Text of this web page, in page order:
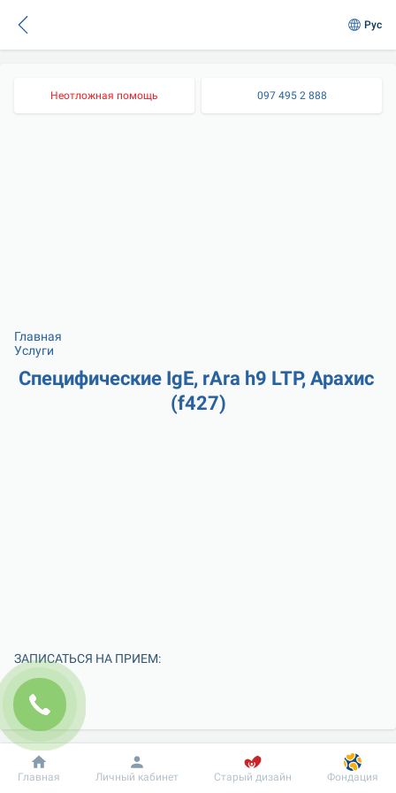
Рус
Неотложная помощь 097 495 2 888
Главная
Услуги
Специфические IgE, rAra h9 LTP, Арахис
(f427)
ЗАПИСАТЬСЯ НА ПРИЕМ:
Добробут Информация Пациенту
Главная Личный кабинет Старый дизайн Фондация